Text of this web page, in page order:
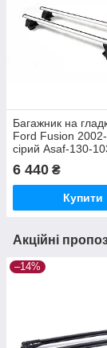
Багажник на
Ford Fusion
сірий Asaf-130-
6 440 ₴
Купити
Акційні
–14%